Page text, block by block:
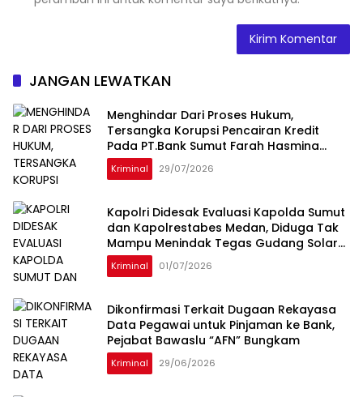
JANGAN LEWATKAN
Menghindar Dari Proses Hukum,
Tersangka Korupsi Pencairan Kredit
Pada PT.Bank Sumut Farah Hasmina
Ditangkap Oleh Tim Intelijen Kejati Sumut
Di Jakarta
Kriminal 29/07/2026
Kapolri Didesak Evaluasi Kapolda Sumut
dan Kapolrestabes Medan, Diduga Tak
Mampu Menindak Tegas Gudang Solar
Subsidi Napit dan Dugong
Kriminal 01/07/2026
Dikonfirmasi Terkait Dugaan Rekayasa
Data Pegawai untuk Pinjaman ke Bank,
Pejabat Bawaslu “AFN” Bungkam
Kriminal 29/06/2026